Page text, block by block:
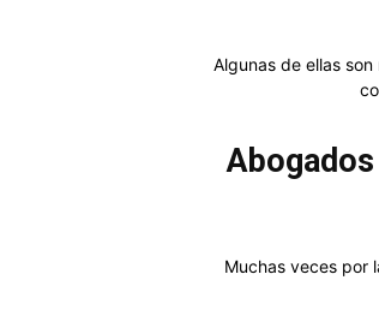
Algunas de ellas
Muchas veces por